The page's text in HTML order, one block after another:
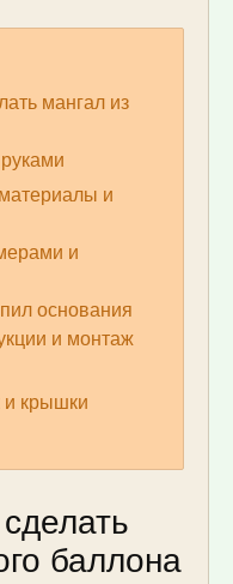
мангал из
и
и
основания
и монтаж
и крышки
баллона